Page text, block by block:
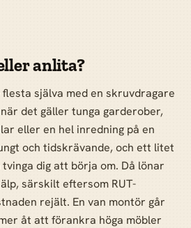
anlita?
själva med en skruvdragare
det gäller tunga garderober,
eller en hel inredning på en
och tidskrävande, och ett litet
dig att börja om. Då lönar
särskilt eftersom RUT-
rejält. En van montör går
åt att förankra höga möbler